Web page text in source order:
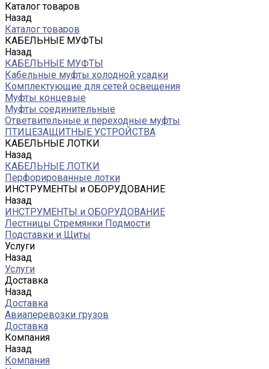
Каталог товаров
Назад
Каталог товаров
КАБЕЛЬНЫЕ МУФТЫ
Назад
КАБЕЛЬНЫЕ МУФТЫ
Кабельные муфты холодной усадки
Комплектующие для сетей освещения
Муфты концевые
Муфты соединительные
Ответвительные и переходные муфты
ПТИЦЕЗАЩИТНЫЕ УСТРОЙСТВА
КАБЕЛЬНЫЕ ЛОТКИ
Назад
КАБЕЛЬНЫЕ ЛОТКИ
Перфорированные лотки
ИНСТРУМЕНТЫ и ОБОРУДОВАНИЕ
Назад
ИНСТРУМЕНТЫ и ОБОРУДОВАНИЕ
Лестницы Стремянки Подмости
Подставки и Щиты
Услуги
Назад
Услуги
Доставка
Назад
Доставка
Авиаперевозки грузов
Доставка
Компания
Назад
Компания